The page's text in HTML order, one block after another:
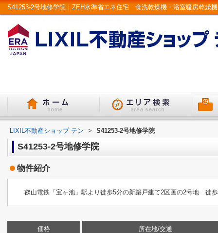
LIXIL不動産ショップ テン > S41253-2号地修学院
S41253-2号地修学院
物件紹介
叡山電鉄「宝ヶ池」駅より徒歩5分の新築戸建て2区画の2号地 徒
価格 所在地/交通